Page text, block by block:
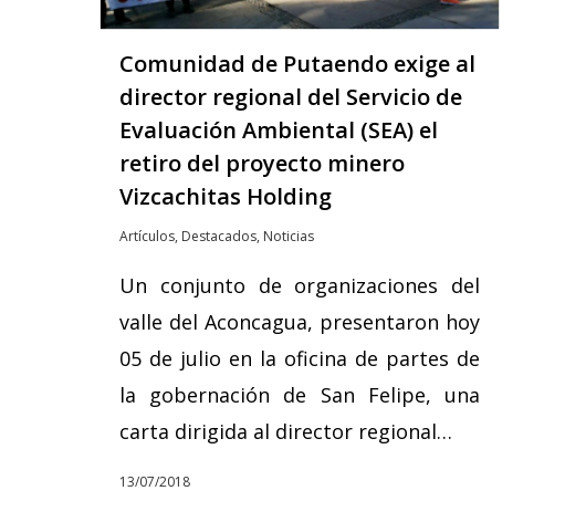
Comunidad de Putaendo exige al
director regional del Servicio de
Evaluación Ambiental (SEA) el
retiro del proyecto minero
Vizcachitas Holding
Artículos, Destacados, Noticias
Un conjunto de organizaciones del
valle del Aconcagua, presentaron hoy
05 de julio en la oficina de partes de
la gobernación de San Felipe, una
carta dirigida al director regional…
13/07/2018